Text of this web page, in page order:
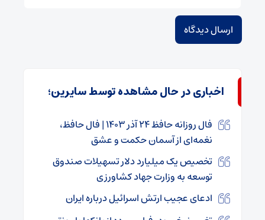
اخباری در حال مشاهده توسط سایرین؛
فال روزانه حافظ ۲۴ آذر ۱۴۰۳ | فال حافظ،
نغمه‌ای از آسمان حکمت و عشق
تخصیص یک میلیارد دلار تسهیلات صندوق
توسعه به وزارت جهاد کشاورزی
ادعای عجیب ارتش اسرائیل درباره ایران